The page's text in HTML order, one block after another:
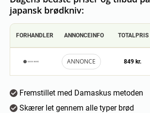
japansk brødkniv:
FORHANDLER ANNONCEINFO TOTALPRIS
ANNONCE 849 kr.
Fremstillet med Damaskus metoden
Skærer let gennem alle typer brød